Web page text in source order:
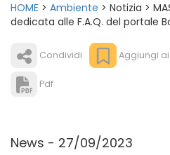
HOME > Ambiente > Notizia >
dedicata alle F.A.Q. del portale
Condividi Aggiungi
Pdf
News - 27/09/2023